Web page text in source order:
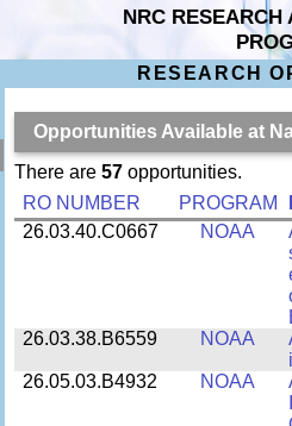
NRC RESEARCH
RESEARCH
Opportunities Available at
There are 57opportunities.
RO NUMBER
PROGRAM
26.03.40.C0667
NOAA
26.03.38.B6559
NOAA
26.05.03.B4932
NOAA